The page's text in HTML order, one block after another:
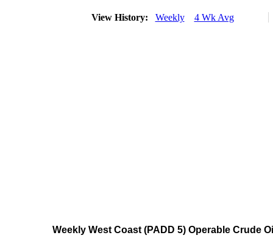
View History: Weekly 4 Wk Avg
Weekly West Coast (PADD 5) Operable Crude